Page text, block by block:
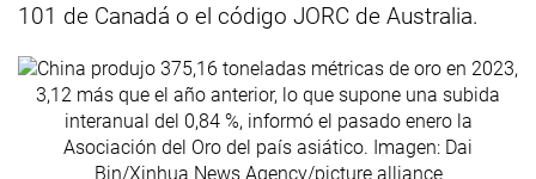
101 de Canadá o el código JORC de Australia.